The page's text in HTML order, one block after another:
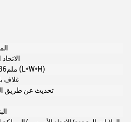
99*82*36ملم (L*W*H)
غلاف
تحديث عن طريق